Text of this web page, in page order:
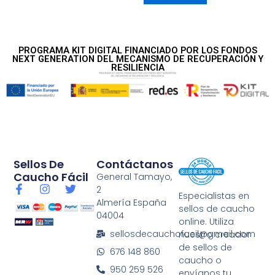
PROGRAMA KIT DIGITAL FINANCIADO POR LOS FONDOS
NEXT GENERATION DEL MECANISMO DE RECUPERACIÓN Y
RESILIENCIA
Especialistas en
sellos de caucho
online. Utiliza
nuestro creador
de sellos de
caucho o
Contáctanos
General Tamayo,
2
Almería España
04004
sellosdecauchofacil@gmail.com
676 148 860
950 259 526
Sellos De
Caucho Fácil
F
c
e
I
s
t
T
i